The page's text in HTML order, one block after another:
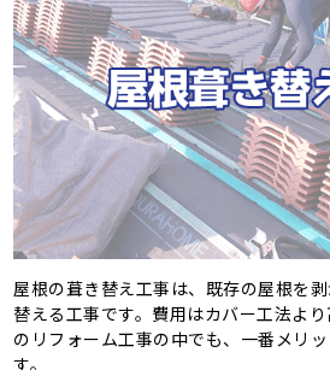
屋根の葺き替え工事は、既存の屋根を
替える工事です。費用はカバー工法よ
のリフォーム工事の中でも、一番メリ
す。